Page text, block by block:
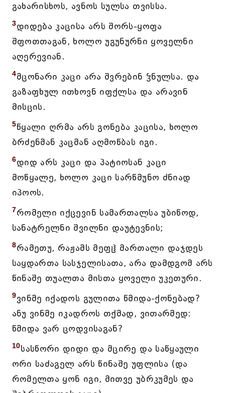
გახარისხოს, ავნოს სულსა თვისსა.
3დიდება კაცისა არს შორს-ყოფა
შფოთთაგან, ხოლო უგუნურნი ყოველნი
აღერევიან.
4მცონარი კაცი არა შვრებინ ჴნულსა. და
გაზაფხულ ითხოვნ იფქლსა და არავინ
მისცის.
5წყალი ღრმა არს გონება კაცისა, ხოლო
ბრძენმან კაცმან აღმოწბას იგი.
6დიდ არს კაცი და პატიოსან კაცი
მოწყალე, ხოლო კაცი სარწმუნო ძნიად
იპოოს.
7რომელი იქცევინ სამართალსა უბიწოდ,
სანატრელნი შვილნი დაუტევნის;
8რამეთუ, რაჟამს მეფჱ მართალი დაჯდეს
საყდართა სასჯელისათა, არა დამდგომ არს
წინაშე თუალთა მისთა ყოველი უკეთური.
9ვინმე იქადოს გულითა წმიდა-ქონებად?
ანუ ვინმე იკადროს თქმად, ვითარმედ:
წმიდა ვარ ცოდვისაგან?
10სასწორი დიდი და მცირე და საწყაული
ორი საძაგელ არს წინაშე უფლისა (და
რომელთა ყონ იგი, მითვე უბრკუმეს და